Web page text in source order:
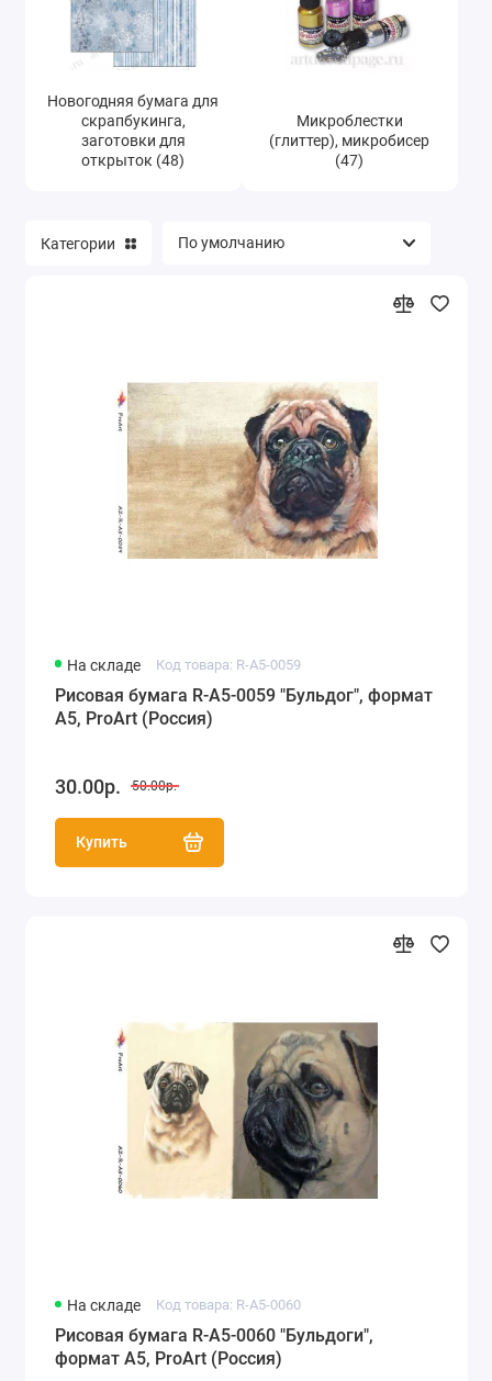
Новогодняя бумага для
скрапбукинга,
заготовки для
открыток (48)
Микроблестки
(глиттер), микробисер
(47)
Категории
На складе Код товара: R-A5-0059
Рисовая бумага R-A5-0059 "Бульдог", формат
А5, ProArt (Россия)
30.00р. 50.00р.
Купить
На складе Код товара: R-A5-0060
Рисовая бумага R-A5-0060 "Бульдоги",
формат А5, ProArt (Россия)